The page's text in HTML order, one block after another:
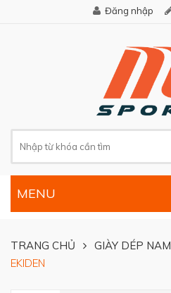
Đăng nhập
MENU
TRANG CHỦ GIÀY DÉP NAM
EKIDEN